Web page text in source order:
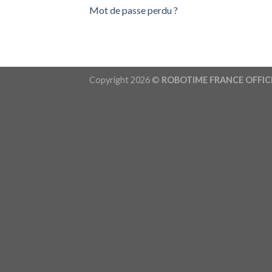
Mot de passe perdu ?
Copyright 2026 © ROBOTIME FRANCE